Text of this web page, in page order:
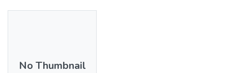
No Thumbnail